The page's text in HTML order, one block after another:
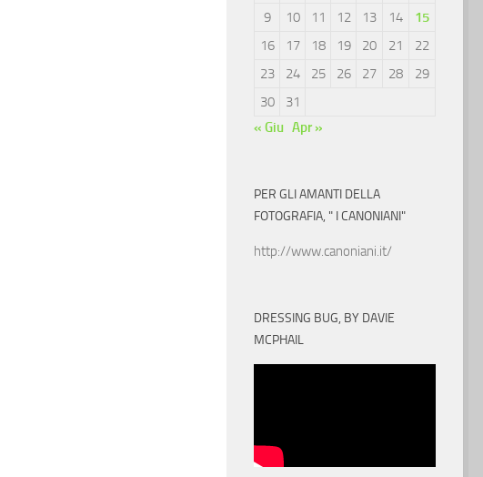
9
10 11 12 13 14
15
16
17 18 19 20 21
22
23
24 25 26 27 28
29
30
31
« Giu Apr »
PER GLI AMANTI DELLA
FOTOGRAFIA, " I CANONIANI"
http://www.canoniani.it/
DRESSING BUG, BY DAVIE
MCPHAIL